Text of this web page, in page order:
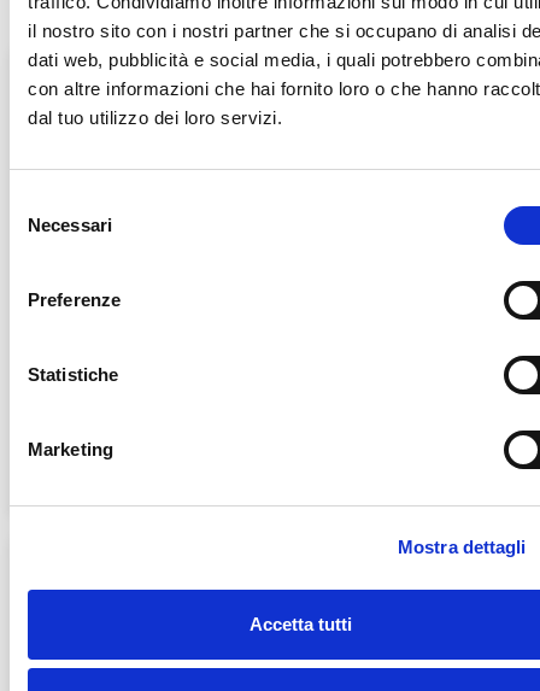
il nostro sito con i nostri partner che si occupano di analisi
dati web, pubblicità e social media, i quali potrebbero
con altre informazioni che hai fornito loro o che hanno
dal tuo utilizzo dei loro servizi.
Necessari
Preferenze
Statistiche
Marketing
Mostra dettagli
Accetta tutti
Wc Rein 750ml
VR80 ACE Disgorgante Forte